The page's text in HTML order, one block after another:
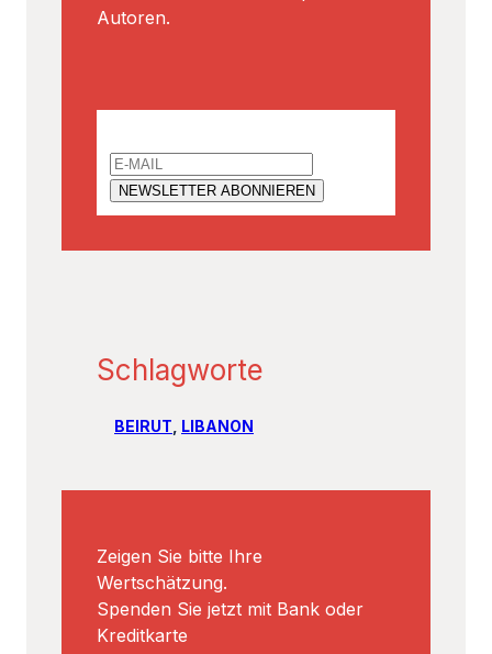
Autoren.
Schlagworte
BEIRUT LIBANON
Zeigen Sie bitte Ihre
Wertschätzung.
Spenden Sie jetzt mit Bank oder
Kreditkarte